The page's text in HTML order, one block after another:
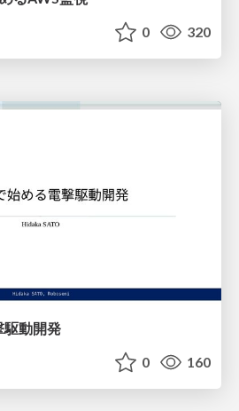
0 320
動開発
0 160